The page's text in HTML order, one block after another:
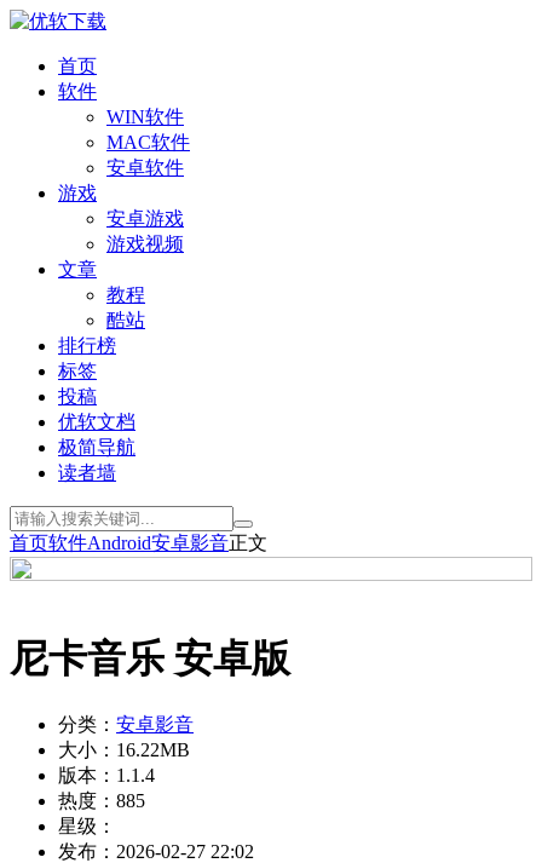
首页
软件
WIN软件
MAC软件
安卓软件
游戏
安卓游戏
游戏视频
文章
教程
酷站
排行榜
标签
投稿
优软文档
极简导航
读者墙
首页软件Android安卓影音正文
尼卡音乐 安卓版
分类： 安卓影音
大小： 16.22MB
版本： 1.1.4
热度： 885
星级：
发布： 2026-02-27 22:02